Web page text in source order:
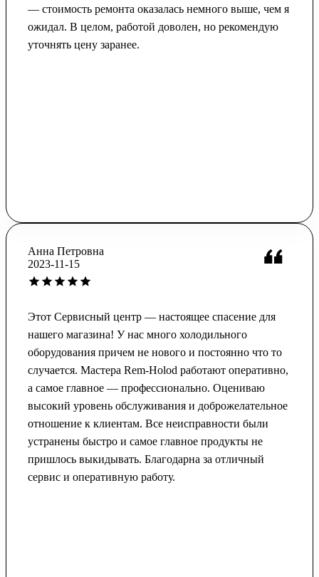
— стоимость ремонта оказалась немного выше, чем я
ожидал. В целом, работой доволен, но рекомендую
уточнять цену заранее.
Анна Петровна
2023-11-15
Этот Сервисный центр — настоящее спасение для
нашего магазина! У нас много холодильного
оборудования причем не нового и постоянно что то
случается. Мастера Rem-Holod работают оперативно,
а самое главное — профессионально. Оцениваю
высокий уровень обслуживания и доброжелательное
отношение к клиентам. Все неисправности были
устранены быстро и самое главное продукты не
пришлось выкидывать. Благодарна за отличный
сервис и оперативную работу.